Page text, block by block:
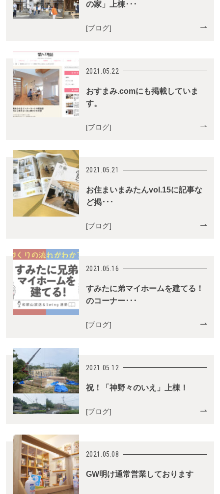
の家」上棟･･･
[ブログ]
2021.05.22
おすまみ.comにも掲載していま
す。
[ブログ]
2021.05.21
お住まいまみたんvol.15に記事な
ど掲･･･
[ブログ]
2021.05.16
すみたに弟マイホームを建てる！
のコーナー･･･
[ブログ]
2021.05.12
祝！「神野々のいえ」上棟！
[ブログ]
2021.05.08
GW明け通常営業しております